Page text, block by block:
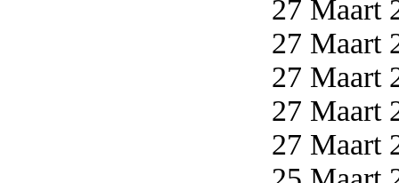
27 Maart
27 Maart
27 Maart
27 Maart
27 Maart